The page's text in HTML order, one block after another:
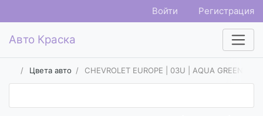
Войти Регистрация
Авто Краска
Цвета авто CHEVROLET EUROPE | 03U | AQUA GREEN